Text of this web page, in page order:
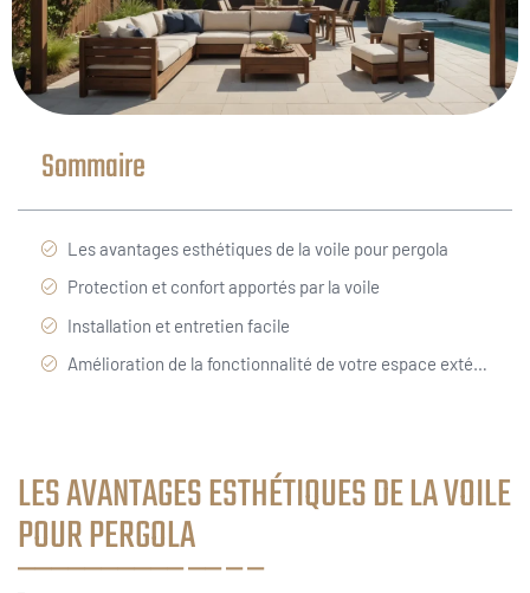
Sommaire
Les avantages esthétiques de la voile pour pergola
Protection et confort apportés par la voile
Installation et entretien facile
Amélioration de la fonctionnalité de votre espace extérieur
LES AVANTAGES ESTHÉTIQUES DE LA VOILE
POUR PERGOLA